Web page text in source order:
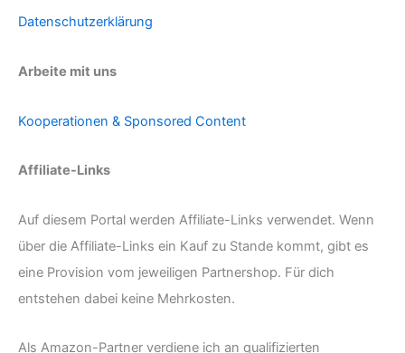
Datenschutzerklärung
Arbeite mit uns
Kooperationen & Sponsored Content
Affiliate-Links
Auf diesem Portal werden Affiliate-Links verwendet. Wenn
über die Affiliate-Links ein Kauf zu Stande kommt, gibt es
eine Provision vom jeweiligen Partnershop. Für dich
entstehen dabei keine Mehrkosten.
Als Amazon-Partner verdiene ich an qualifizierten